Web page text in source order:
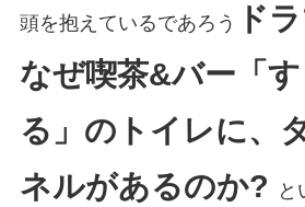
頭を抱えているであろう ド
なぜ喫茶&バー「
る」のトイレに、
ネルがあるのか?
と